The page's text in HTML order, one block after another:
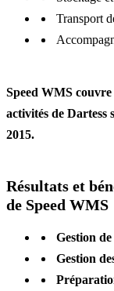
Transport
Speed WMS
activités de Dartess
2015.
Résultats et
de Speed WMS
Gestion
Gestion